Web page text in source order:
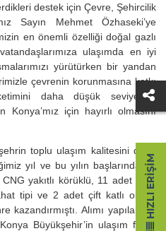
destek için Çevre, Şehircilik
Sayın Mehmet Özhaseki’ye
en önemli özelliği doğal gazlı
ulaşımda en iyi
yürütürken bir yandan
çevrenin korunmasına katkı
daha düşük seviyelere
için hayırlı olmasını
toplu ulaşım kalitesini daha
yıl ve bu yılın başlarında 47
yakıtlı körüklü, 11 adet dizel
tipi ve 2 adet çift katlı olmak
Alımı yapılan 50
Büyükşehir’in ulaşım filosu
HIZLI ERIŞIM